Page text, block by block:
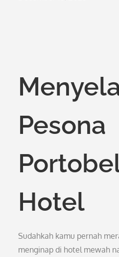
Pesona
Hotel
Sudahkah kamu pernah
menginap di hotel mewah